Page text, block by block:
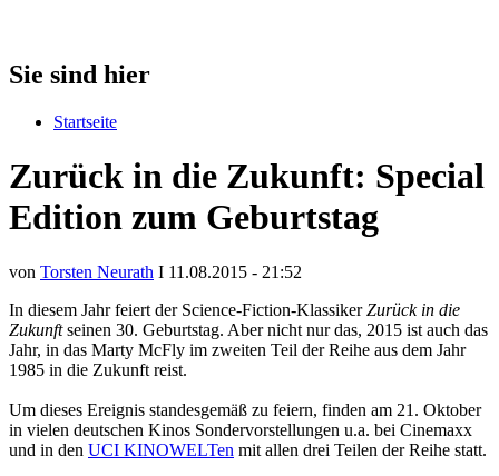
Sie sind hier
Startseite
Zurück in die Zukunft: Special
Edition zum Geburtstag
von Torsten Neurath I 11.08.2015 - 21:52
In diesem Jahr feiert der Science-Fiction-KlassikerZurück in die
Zukunftseinen 30. Geburtstag. Aber nicht nur das, 2015 ist auch das
Jahr, in das Marty McFly im zweiten Teil der Reihe aus dem Jahr
1985 in die Zukunft reist.
Um dieses Ereignis standesgemäß zu feiern, finden am 21. Oktober
in vielen deutschen Kinos Sondervorstellungen u.a. bei Cinemaxx
und in den UCI KINOWELTen mit allen drei Teilen der Reihe statt.